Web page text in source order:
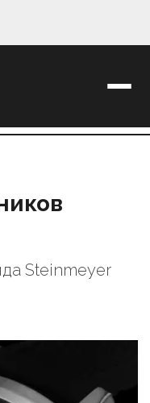
Steinmeyer